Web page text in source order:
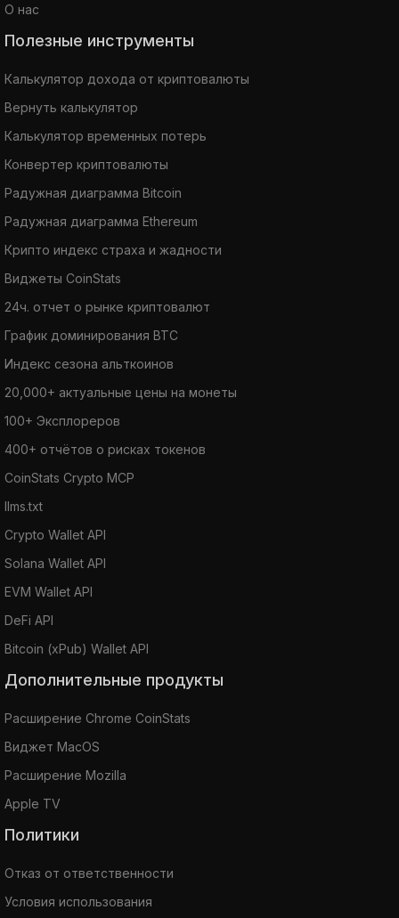
О нас
Полезные инструменты
Калькулятор дохода от криптовалюты
Вернуть калькулятор
Калькулятор временных потерь
Конвертер криптовалюты
Радужная диаграмма Bitcoin
Радужная диаграмма Ethereum
Крипто индекс страха и жадности
Виджеты CoinStats
24ч. отчет о рынке криптовалют
График доминирования BTC
Индекс сезона альткоинов
20,000+ актуальные цены на монеты
100+ Эксплореров
400+ отчётов о рисках токенов
CoinStats Crypto MCP
llms.txt
Crypto Wallet API
Solana Wallet API
EVM Wallet API
DeFi API
Bitcoin (xPub) Wallet API
Дополнительные продукты
Расширение Chrome CoinStats
Виджет MacOS
Расширение Mozilla
Apple TV
Политики
Отказ от ответственности
Условия использования